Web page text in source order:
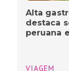
Alta
destaca
peruana
VIAGEM